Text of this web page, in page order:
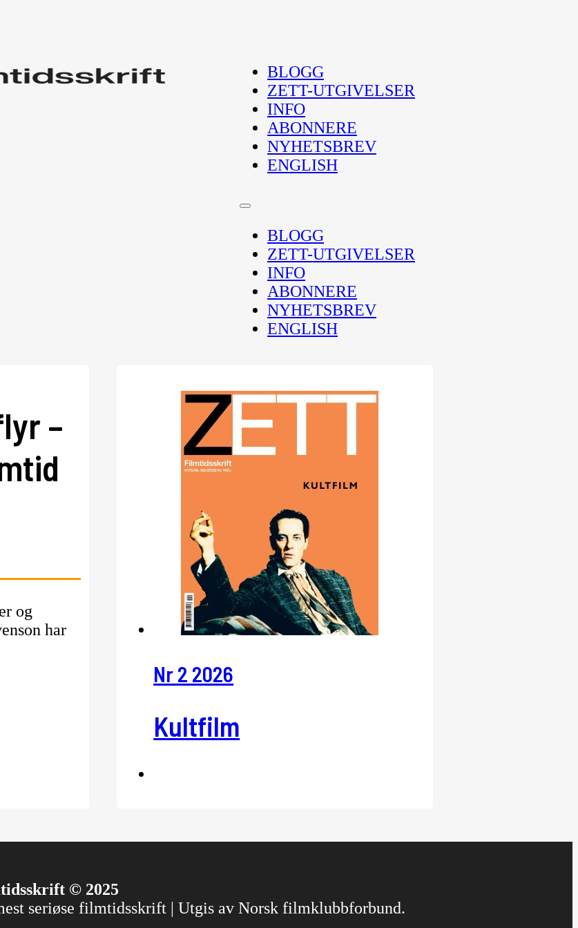
BLOGG
ZETT-UTGIVELSER
INFO
ABONNERE
NYHETSBREV
ENGLISH
BLOGG
ZETT-UTGIVELSER
INFO
ABONNERE
NYHETSBREV
ENGLISH
–
og
har
Nr 2 2026
Kultfilm
© 2025
seriøse filmtidsskrift | Utgis av Norsk filmklubbforbund.